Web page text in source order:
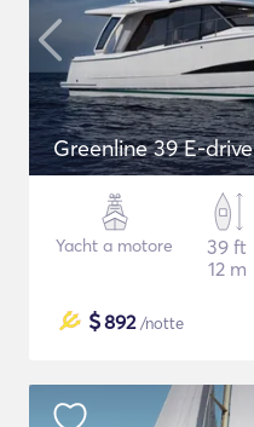
Greenline 39 E-drive
Yacht a motore
39 ft
12 m
$892/notte